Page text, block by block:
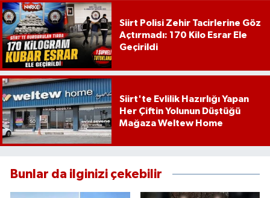
Siirt Polisi Zehir Tacirlerine Göz
Açtırmadı: 170 Kilo Esrar Ele
Geçirildi
Siirt'te Evlilik Hazırlığı Yapan
Her Çiftin Yolunun Düştüğü
Mağaza Weltew Home
Bunlar da ilginizi çekebilir